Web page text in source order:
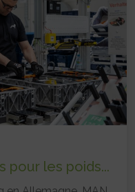
pour les poids...